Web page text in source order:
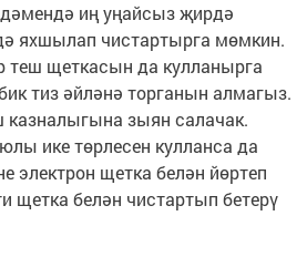
иң уңайсыз җирдә
яхшылап чистартырга мөмкин.
теш щеткасын да кулланырга
тиз әйләнә торганын алмагыз.
зыян салачак.
ике төрлесен кулланса да
электрон щетка белән йөртеп
щетка белән чистартып бетерү